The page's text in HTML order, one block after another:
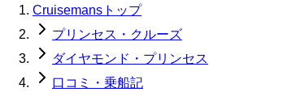
Cruisemansトップ
プリンセス・クルーズ
ダイヤモンド・プリンセス
口コミ・乗船記